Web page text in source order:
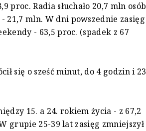
proc. Radia słuchało 20,7 mln osób
21,7 mln. W dni powszednie zasięg
- 63,5 proc. (spadek z 67
się o sześć minut, do 4 godzin i 23
15. a 24. rokiem życia - z 67,2
grupie 25-39 lat zasięg zmniejszył